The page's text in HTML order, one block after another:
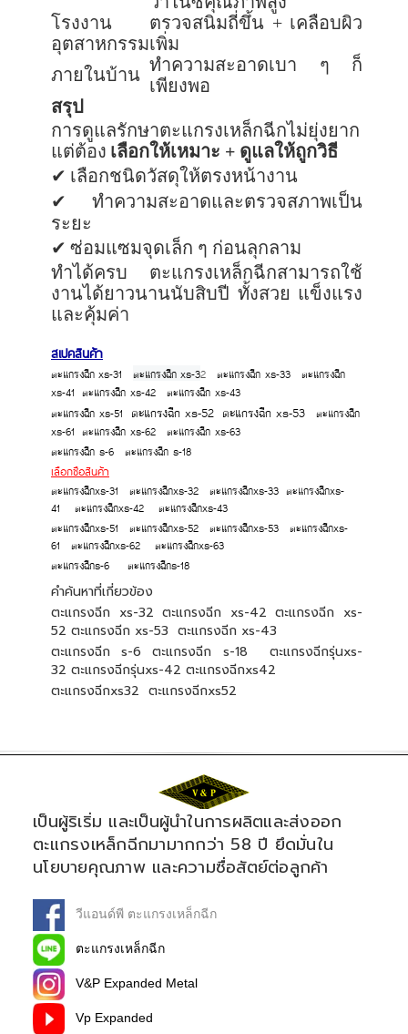
โรงงาน
อุตสาหกรรม
ตรวจสนิมถี่ขึ้น + เคลือบผิว
เพิ่ม
ภายในบ้าน ทำความสะอาดเบา ๆ ก็
เพียงพอ
สรุป
การดูแลรักษาตะแกรงเหล็กฉีกไม่ยุ่งยาก
แต่ต้อง เลือกให้เหมาะ + ดูแลให้ถูกวิธี
✔ เลือกชนิดวัสดุให้ตรงหน้างาน
✔
ทำความสะอาดและตรวจสภาพเป็น
ระยะ
✔ ซ่อมแซมจุดเล็ก ๆ ก่อนลุกลาม
ทำได้ครบ ตะแกรงเหล็กฉีกสามารถใช้
งานได้ยาวนานนับสิบปี ทั้งสวย แข็งแรง
และคุ้มค่า
สเปคสินค้า
ตะแกรงฉีก xs-31 ตะแกรงฉีก xs-32 ตะแกรงฉีก xs-33
ตะแกรงฉีก
xs-41 ตะแกรงฉีก xs-42
ตะแกรงฉีก xs-43
ตะแกรงฉีก xs-51
ตะแกรงฉีก xs-52 ตะแกรงฉีก xs-53
ตะแกรงฉีก
xs-61 ตะแกรงฉีก xs-62
ตะแกรงฉีก xs-63
ตะแกรงฉีก s-6
ตะแกรงฉีก s-18
เลือกซือสินค้า
ตะแกรงฉีกxs-31 ตะแกรงฉีกxs-32 ตะแกรงฉีกxs-33 ตะแกรงฉีกxs-
41
ตะแกรงฉีกxs-42
ตะแกรงฉีกxs-43
ตะแกรงฉีกxs-51
ตะแกรงฉีกxs-52 ตะแกรงฉีกxs-53
ตะแกรงฉีกxs-
61
ตะแกรงฉีกxs-62
ตะแกรงฉีกxs-63
ตะแกรงฉีกs-6
ตะแกรงฉีกs-18
คำค้นหาที่เกี่ยวข้อง
ตะแกรงฉีก xs-32 ตะแกรงฉีก xs-42 ตะแกรงฉีก xs-
52 ตะแกรงฉีก xs-53 ตะแกรงฉีก xs-43
ตะแกรงฉีก s-6 ตะแกรงฉีก s-18 ตะแกรงฉีกรุ่นxs-
32 ตะแกรงฉีกรุ่นxs-42 ตะแกรงฉีกxs42
ตะแกรงฉีกxs32 ตะแกรงฉีกxs52
เป็นผู้ริเริ่ม และเป็นผู้นำในการผลิตและส่งออก
ตะแกรงเหล็กฉีกมามากกว่า 58 ปี ยึดมั่นใน
นโยบายคุณภาพ และความซื่อสัตย์ต่อลูกค้า
วีแอนด์พี ตะแกรงเหล็กฉีก
ตะแกรงเหล็กฉีก
V&P Expanded Metal
Vp Expanded